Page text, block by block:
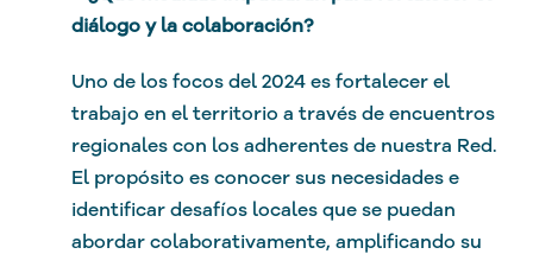
diálogo y la colaboración?
Uno de los focos del 2024 es fortalecer el
trabajo en el territorio a través de encuentros
regionales con los adherentes de nuestra Red.
El propósito es conocer sus necesidades e
identificar desafíos locales que se puedan
abordar colaborativamente, amplificando su